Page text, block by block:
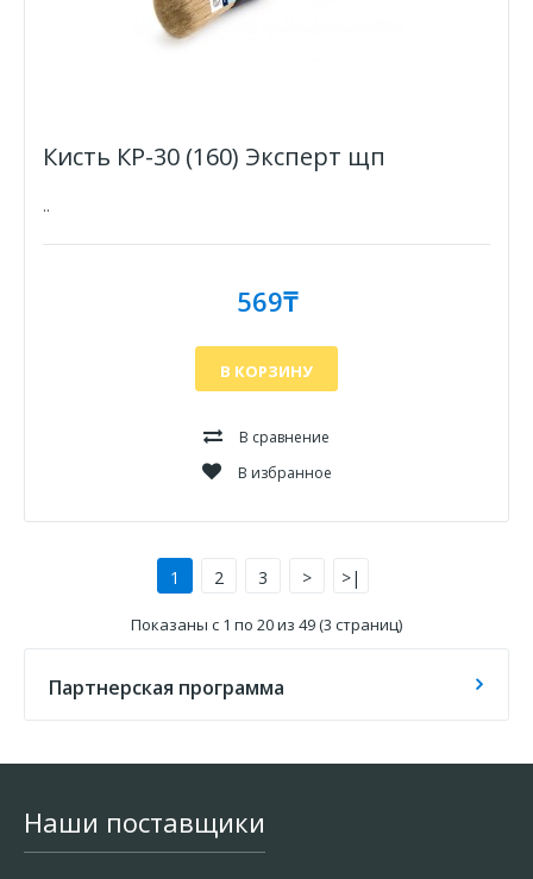
Кисть КР-30 (160) Эксперт щп
..
569₸
В КОРЗИНУ
В сравнение
В избранное
1 2 3 > >|
Показаны с 1 по 20 из 49 (3 страниц)
Партнерская программа
Наши поставщики